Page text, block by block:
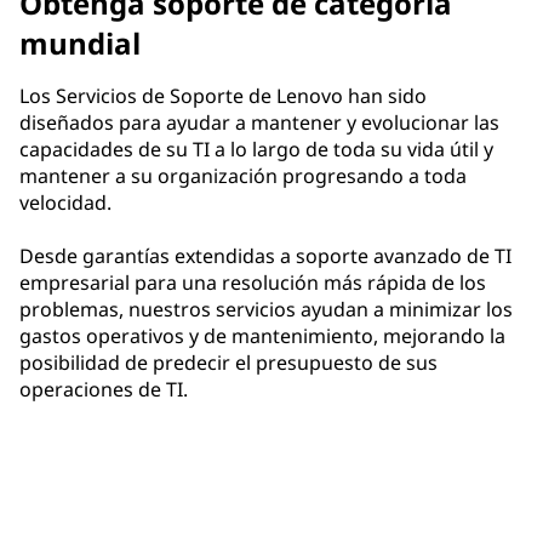
mundial
Los Servicios de Soporte de Lenovo han sido
diseñados para ayudar a mantener y evolucionar las
capacidades de su TI a lo largo de toda su vida útil y
mantener a su organización progresando a toda
velocidad.
Desde garantías extendidas a soporte avanzado de TI
empresarial para una resolución más rápida de los
problemas, nuestros servicios ayudan a minimizar los
gastos operativos y de mantenimiento, mejorando la
posibilidad de predecir el presupuesto de sus
operaciones de TI.